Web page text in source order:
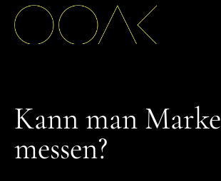
Kann man Marke
messen?